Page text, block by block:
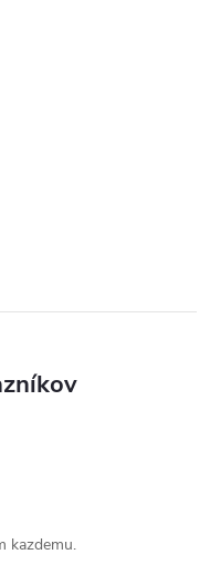
kazdemu.